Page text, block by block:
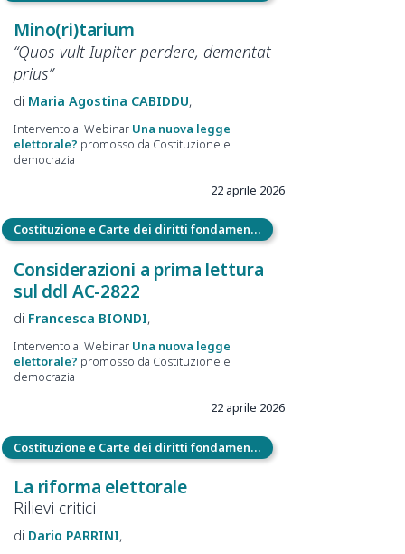
Mino(ri)tarium
“Quos vult Iupiter perdere, dementat
prius”
Maria Agostina CABIDDU
Intervento al Webinar Una nuova legge
elettorale? promosso da Costituzione e
democrazia
22 aprile 2026
Costituzione e Carte dei diritti fondamentali
Considerazioni a prima lettura
sul ddl AC-2822
Francesca BIONDI
Intervento al Webinar Una nuova legge
elettorale? promosso da Costituzione e
democrazia
22 aprile 2026
Costituzione e Carte dei diritti fondamentali
La riforma elettorale
Rilievi critici
Dario PARRINI